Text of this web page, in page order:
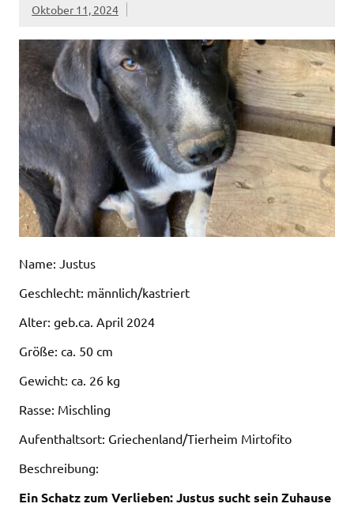
Oktober 11, 2024
Name: Justus
Geschlecht: männlich/kastriert
Alter: geb.ca. April 2024
Größe: ca. 50 cm
Gewicht: ca. 26 kg
Rasse: Mischling
Aufenthaltsort: Griechenland/Tierheim Mirtofito
Beschreibung:
Ein Schatz zum Verlieben: Justus sucht sein Zuhause